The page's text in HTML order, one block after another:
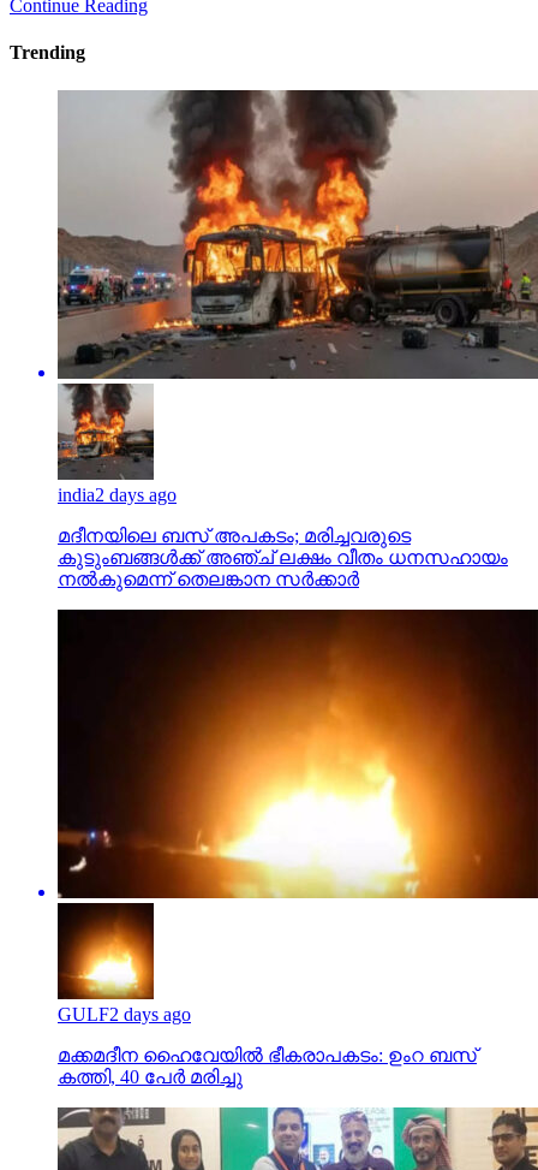
Continue Reading
Trending
india2 days ago
മദീനയിലെ ബസ് അപകടം; മരിച്ചവരുടെ
കുടുംബങ്ങള്‍ക്ക് അഞ്ച് ലക്ഷം വീതം ധനസഹായം
നല്‍കുമെന്ന് തെലങ്കാന സര്‍ക്കാര്‍
GULF2 days ago
മക്കമദീന ഹൈവേയില്‍ ഭീകരാപകടം: ഉംറ ബസ്
കത്തി, 40 പേര്‍ മരിച്ചു